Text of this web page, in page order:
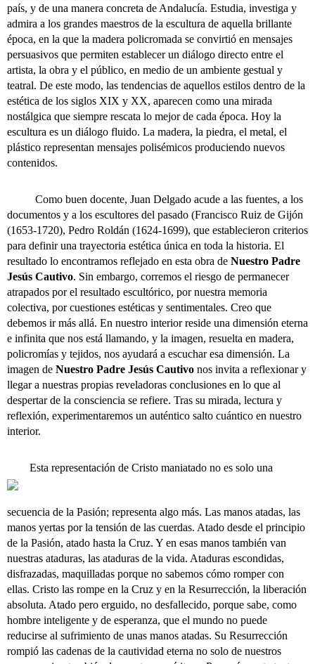
país, y de una manera concreta de Andalucía. Estudia, investiga y
admira a los grandes maestros de la escultura de aquella brillante
época, en la que la madera policromada se convirtió en mensajes
persuasivos que permiten establecer un diálogo directo entre el
artista, la obra y el público, en medio de un ambiente gestual y
teatral. De este modo, las tendencias de aquellos estilos dentro de la
estética de los siglos XIX y XX, aparecen como una mirada
nostálgica que siempre rescata lo mejor de cada época. Hoy la
escultura es un diálogo fluido. La madera, la piedra, el metal, el
plástico representan mensajes polisémicos produciendo nuevos
contenidos.
Como buen docente, Juan Delgado acude a las fuentes, a los
documentos y a los escultores del pasado (Francisco Ruiz de Gijón
(1653-1720), Pedro Roldán (1624-1699), que establecieron criterios
para definir una trayectoria estética única en toda la historia. El
resultado lo encontramos reflejado en esta obra de Nuestro Padre
Jesús Cautivo. Sin embargo, corremos el riesgo de permanecer
atrapados por el resultado escultórico, por nuestra memoria
colectiva, por cuestiones estéticas y sentimentales. Creo que
debemos ir más allá. En nuestro interior reside una dimensión eterna
e infinita que nos está llamando, y la imagen, resuelta en madera,
policromías y tejidos, nos ayudará a escuchar esa dimensión. La
imagen de Nuestro Padre Jesús Cautivo nos invita a reflexionar y
llegar a nuestras propias reveladoras conclusiones en lo que al
despertar de la consciencia se refiere. Tras su mirada, lectura y
reflexión, experimentaremos un auténtico salto cuántico en nuestro
interior.
Esta representación de Cristo maniatado no es solo una
secuencia de la Pasión; representa algo más. Las manos atadas, las
manos yertas por la tensión de las cuerdas. Atado desde el principio
de la Pasión, atado hasta la Cruz. Y en esas manos también van
nuestras ataduras, las ataduras de la vida. Ataduras escondidas,
disfrazadas, maquilladas porque no sabemos cómo romper con
ellas. Cristo las rompe en la Cruz y en la Resurrección, la liberación
absoluta. Atado pero erguido, no desfallecido, porque sabe, como
hombre inteligente y de esperanza, que el mundo no puede
reducirse al sufrimiento de unas manos atadas. Su Resurrección
rompió las cadenas de la cautividad eterna no solo de nuestros